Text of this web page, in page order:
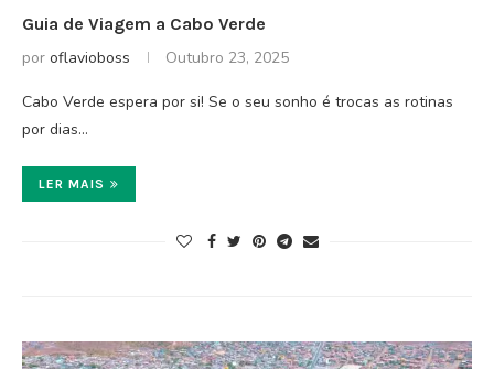
Guia de Viagem a Cabo Verde
por oflavioboss Outubro 23, 2025
Cabo Verde espera por si! Se o seu sonho é trocas as rotinas
por dias…
LER MAIS